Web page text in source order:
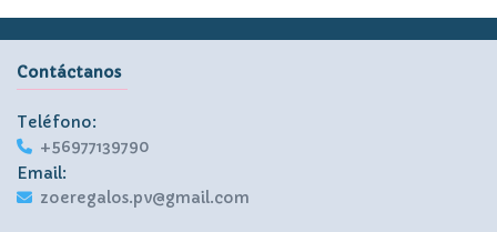
Contáctanos
Teléfono:
+56977139790
Email:
zoeregalos.pv@gmail.com